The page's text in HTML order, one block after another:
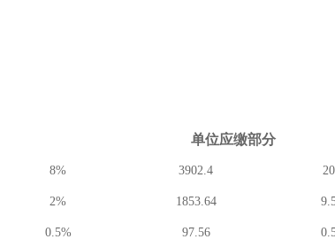
单位应缴部分
8% 3902.4
2% 1853.64
0.5% 97.56